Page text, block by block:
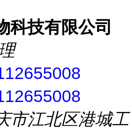
科技有限公司
市江北区港城工